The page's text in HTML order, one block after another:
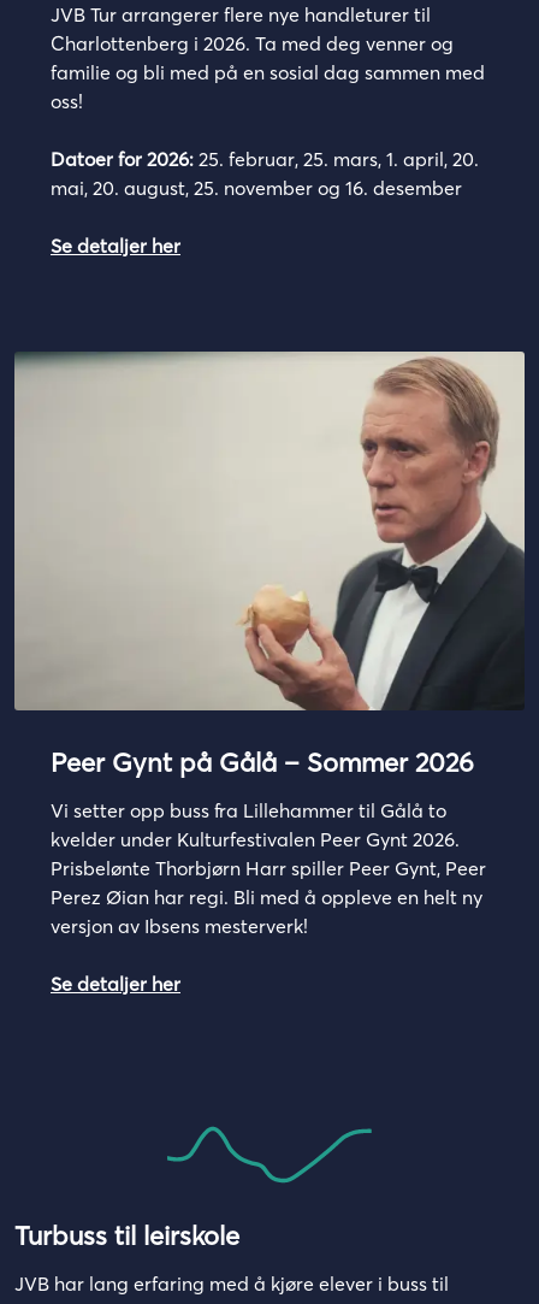
JVB Tur arrangerer flere nye handleturer til
Charlottenberg i 2026. Ta med deg venner og
familie og bli med på en sosial dag sammen med
oss!
Datoer for 2026: 25. februar, 25. mars, 1. april, 20.
mai, 20. august, 25. november og 16. desember
Se detaljer her
Peer Gynt på Gålå – Sommer 2026
Vi setter opp buss fra Lillehammer til Gålå to
kvelder under Kulturfestivalen Peer Gynt 2026.
Prisbelønte Thorbjørn Harr spiller Peer Gynt, Peer
Perez Øian har regi. Bli med å oppleve en helt ny
versjon av Ibsens mesterverk!
Se detaljer her
Turbuss til leirskole
JVB har lang erfaring med å kjøre elever i buss til